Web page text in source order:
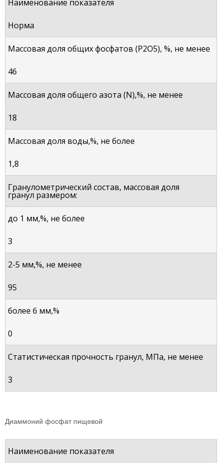
Наименование показателя
Норма
Массовая доля общих фосфатов (Р2О5), %, не менее
46
Массовая доля общего азота (N),%, не менее
18
Массовая доля воды,%, не более
1,8
Гранулометрический состав, массовая доля
гранул размером:
до 1 мм,%, не более
3
2-5 мм,%, не менее
95
более 6 мм,%
0
Статистическая прочность гранул, МПа, не менее
3
Диаммоний фосфат пищевой
Наименование показателя